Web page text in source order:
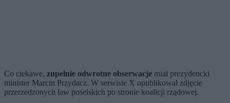
Co ciekawe, zupełnie odwrotne obserwacje miał prezydencki
minister Marcin Przydacz. W serwisie X opublikował zdjęcie
przerzedzonych ław poselskich po stronie koalicji rządowej.